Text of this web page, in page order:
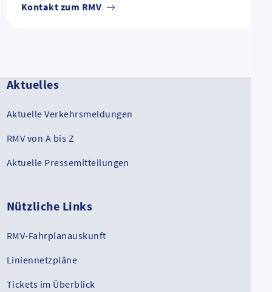
Kontakt zum RMV
Aktuelles
Aktuelle Verkehrsmeldungen
RMV von A bis Z
Aktuelle Pressemitteilungen
Nützliche Links
RMV-Fahrplanauskunft
Liniennetzpläne
Tickets im Überblick